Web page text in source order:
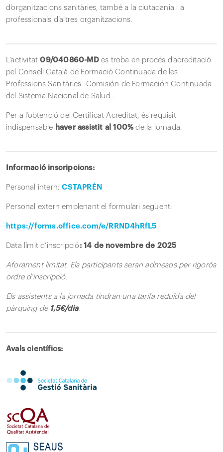
d’organitzacions sanitàries, també a la ciutadania i a
professionals d’altres organitzacions.
L’activitat09/040860-MDes troba en procés d’acreditació
pel Consell Català de Formació Continuada de les
Professions Sanitàries -Comisión de Formación Continuada
del Sistema Nacional de Salud-.
Per a l’obtenció del Certificat Acreditat, és requisit
indispensable haver assistit al 100%de la jornada.
Informació inscripcions:
Personal intern:CSTAPRÈN
Personal extern emplenant el formulari següent:
https://forms.office.com/e/RRND4hRfL5
Data límit d’inscripció : 14 de novembre de 2025
Aforament limitat. Els participants seran admesos per rigorós
ordre d’inscripció.
Els assistents a la jornada tindran una tarifa reduïda del
pàrquing de 1,5€/dia.
Avals científics: